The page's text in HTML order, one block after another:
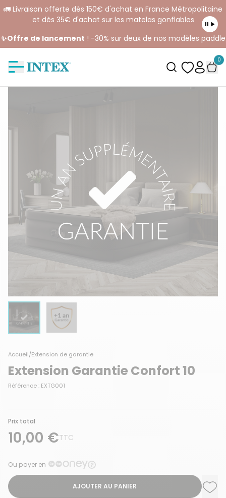
🚛 Livraison offerte dès 150€ d'achat en France Métropolitaine
et dès 35€ d'achat sur les matelas gonflables
✨Offre de lancement ! -30% sur deux de nos modèles paddle
0
Accueil/Extension de garantie
Extension Garantie Confort 10
Référence : EXTG001
Prix total
10,00 €TTC
Ou payer en
AJOUTER AU PANIER